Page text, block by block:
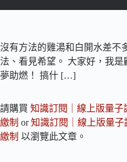
沒有方法的雞湯和白開水差不
法、看見希望。 大家好，我
夢助燃！ 搞什 […]
請購買 知識訂閱｜線上版量子
繳制 or知識訂閱｜線上版量
繳制 以瀏覽此文章。